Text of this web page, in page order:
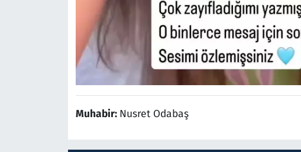
Muhabir: Nusret Odabaş